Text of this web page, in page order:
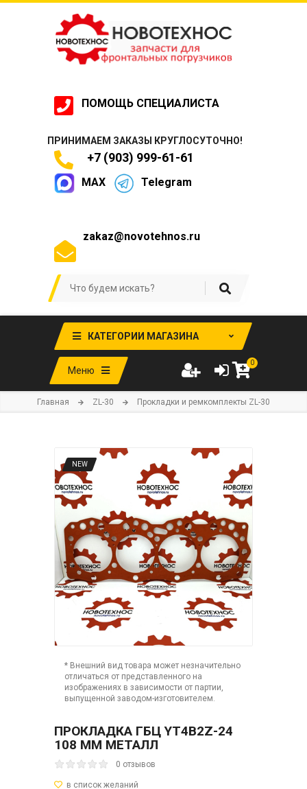
ПОМОЩЬ СПЕЦИАЛИСТА
ПРИНИМАЕМ ЗАКАЗЫ КРУГЛОСУТОЧНО!
+7 (903) 999-61-61
MAX Telegram
zakaz@novotehnos.ru
КАТЕГОРИИ МАГАЗИНА
Меню
0
Главная ZL-30 Прокладки и ремкомплекты ZL-30
NEW
* Внешний вид товара может незначительно
отличаться от представленного на
изображениях в зависимости от партии,
выпущенной заводом-изготовителем.
ПРОКЛАДКА ГБЦ YT4B2Z-24
108 ММ МЕТАЛЛ
0 отзывов